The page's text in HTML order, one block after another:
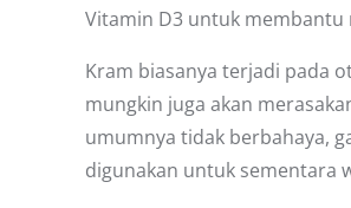
Vitamin D3 untuk membantu
Kram biasanya terjadi pada
mungkin juga akan
umumnya tidak berbahaya,
digunakan untuk sementara